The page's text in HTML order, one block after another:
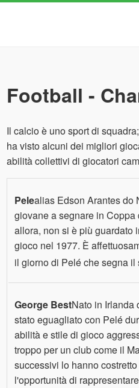
Football -
Il calcio è uno sport di
ha visto alcuni dei migliori
abilità collettivi di giocatori
Pelealias Edson Arantes do
giovane a segnare in
allora, non si è più guardato
gioco nel 1977. È
il giorno di Pelé che segna il
George BestNato in Irlanda
stato eguagliato con Pelé
abilità e stile di gioco
troppo per un club come il
successivi lo hanno
l'opportunità di